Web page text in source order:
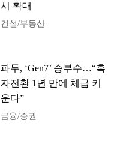
시 확대
건설/부동산
파두, ‘Gen7’ 승부수…“흑
자전환 1년 만에 체급 키
운다”
금융/증권